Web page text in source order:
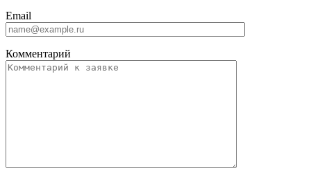
Email
Комментарий